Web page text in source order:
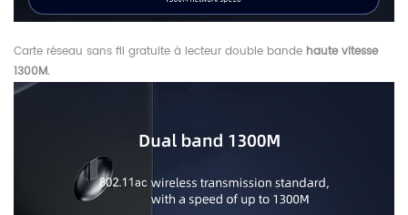
Carte réseau sans fil gratuite à lecteur double bande haute vitesse
1300M.